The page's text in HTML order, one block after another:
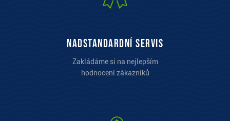
Nadstandardní servis
Zakládáme si na nejlepším
hodnocení zákazníků